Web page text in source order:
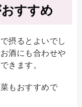
すすめ
摂るとよいでし
酒にも合わせや
きます。
もおすすめで